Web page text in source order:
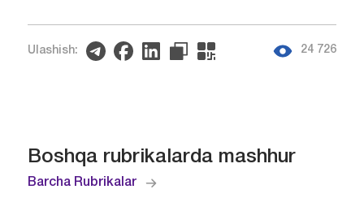
Ulashish: 24 726
Boshqa rubrikalarda mashhur
Barcha Rubrikalar